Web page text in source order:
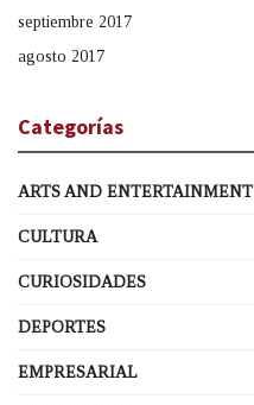
septiembre 2017
agosto 2017
Categorías
ARTS AND ENTERTAINMENT
CULTURA
CURIOSIDADES
DEPORTES
EMPRESARIAL